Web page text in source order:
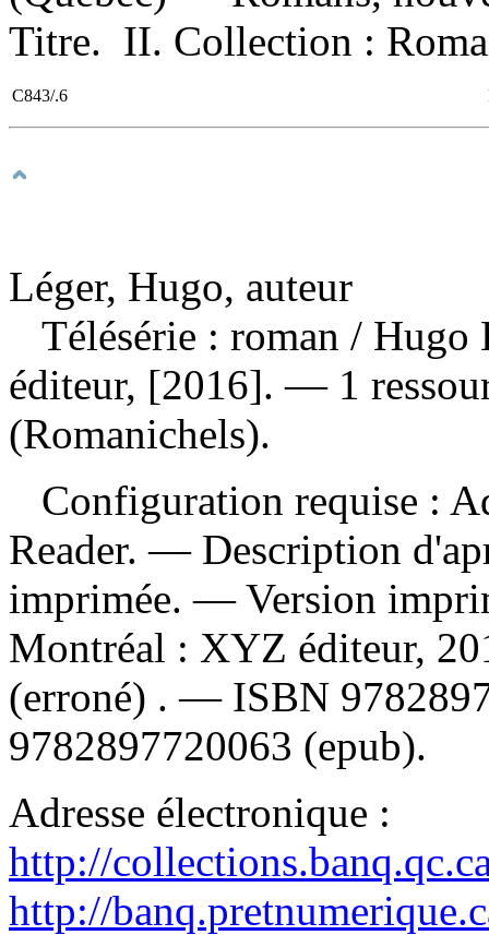
Titre. II. Collection :
C843/.6
Léger, Hugo, auteur
Télésérie : roman / Hugo
éditeur, [2016]. — 1
(Romanichels).
Configuration requise :
Reader. — Description
imprimée. —Version
Montréal : XYZ éditeur,
(erroné) . — ISBN
9782897720063 (epub).
Adresse électronique :
http://
http://